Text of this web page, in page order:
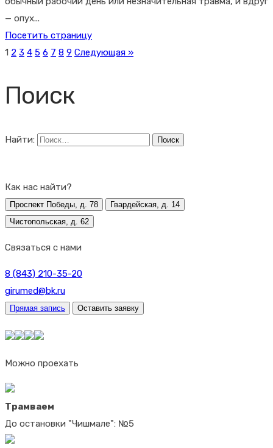
— опух...
Посетить страницу
1 2 3 4 5 6 7 8 9 Следующая »
Поиск
Найти:
Как нас найти?
Проспект Победы, д. 78
Гвардейская, д. 14
Чистопольская, д. 62
Связаться с нами
8 (843) 210-35-20
girumed@bk.ru
Прямая запись Оставить заявку
Можно проехать
Трамваем
До остановки "Чишмале": №5